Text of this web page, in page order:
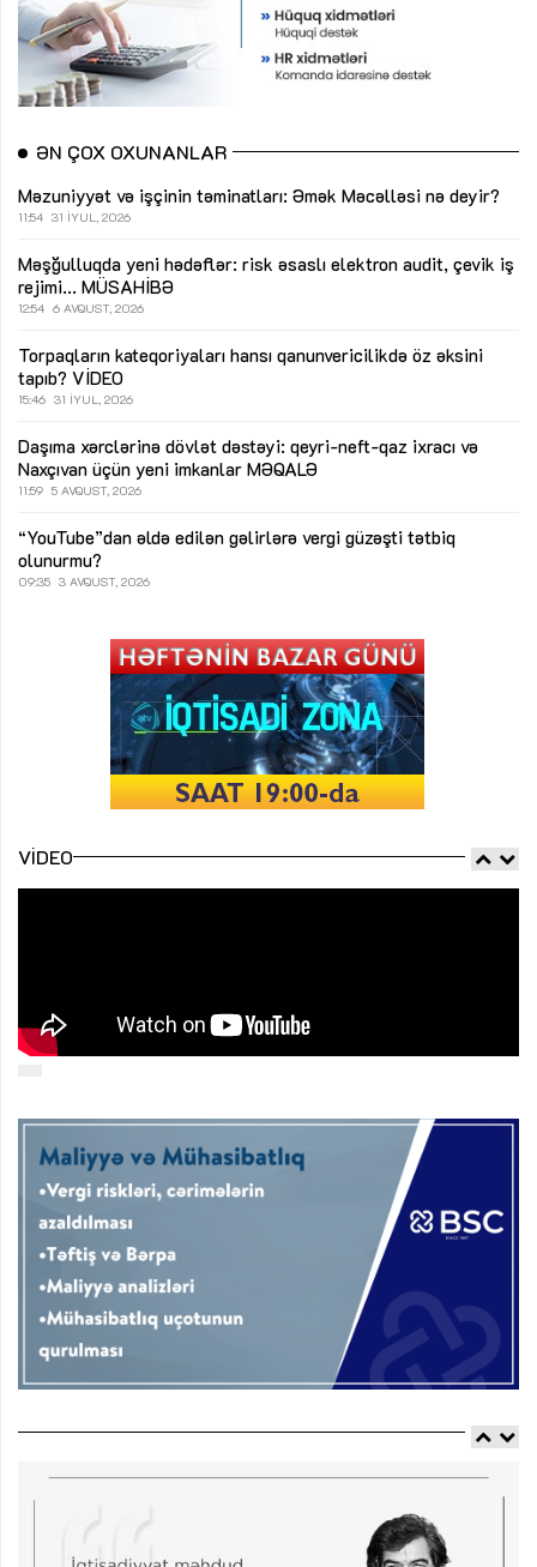
ƏN ÇOX OXUNANLAR
Məzuniyyət və işçinin təminatları: Əmək Məcəlləsi nə deyir?
11:54 31 İYUL, 2026
Məşğulluqda yeni hədəflər: risk əsaslı elektron audit, çevik iş
rejimi... MÜSAHİBƏ
12:54 6 AVQUST, 2026
Torpaqların kateqoriyaları hansı qanunvericilikdə öz əksini
tapıb? VİDEO
15:46 31 İYUL, 2026
Daşıma xərclərinə dövlət dəstəyi: qeyri-neft-qaz ixracı və
Naxçıvan üçün yeni imkanlar MƏQALƏ
11:59 5 AVQUST, 2026
“YouTube”dan əldə edilən gəlirlərə vergi güzəşti tətbiq
olunurmu?
09:35 3 AVQUST, 2026
VIDEO